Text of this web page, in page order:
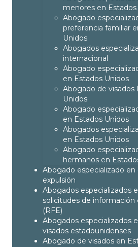
menores en
Abogado
preferencia familiar
Unidos
Abogados
internacional
Abogado
en Estados Unidos
Abogado de visados
Unidos
Abogado
en Estados Unidos
Abogados
en Estados Unidos
Abogado
hermanos en
Abogado especializado
expulsión
Abogados especializados
solicitudes de
(RFE)
Abogados especializados
visados estadounidenses
Abogado de visados en